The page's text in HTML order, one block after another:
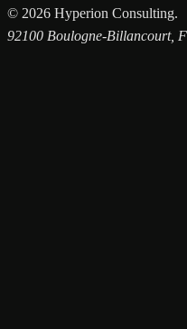
© 2026 Hyperion Consulting.
92100 Boulogne-Billancourt,